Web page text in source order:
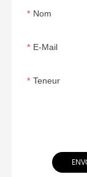
Nom
E-Mail
Teneur